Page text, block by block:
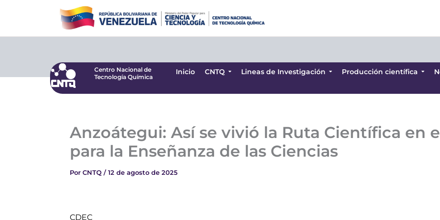
Tecnología Química
CNTQ
Centro Nacional de
Tecnología Química
Inicio CNTQ Lineas de Investigación Producción científica
Anzoátegui: Así se vivió la Ruta Científica en
para la Enseñanza de las Ciencias
Por CNTQ /12 de agosto de 2025
CDEC